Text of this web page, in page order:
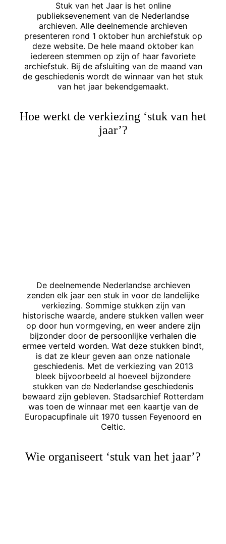
Stuk van het Jaar is het online
publieksevenement van de Nederlandse
archieven. Alle deelnemende archieven
presenteren rond 1 oktober hun archiefstuk op
deze website. De hele maand oktober kan
iedereen stemmen op zijn of haar favoriete
archiefstuk. Bij de afsluiting van de maand van
de geschiedenis wordt de winnaar van het stuk
van het jaar bekendgemaakt.
Hoe werkt de verkiezing ‘stuk van het
jaar’?
De deelnemende Nederlandse archieven
zenden elk jaar een stuk in voor de landelijke
verkiezing. Sommige stukken zijn van
historische waarde, andere stukken vallen weer
op door hun vormgeving, en weer andere zijn
bijzonder door de persoonlijke verhalen die
ermee verteld worden. Wat deze stukken bindt,
is dat ze kleur geven aan onze nationale
geschiedenis. Met de verkiezing van 2013
bleek bijvoorbeeld al hoeveel bijzondere
stukken van de Nederlandse geschiedenis
bewaard zijn gebleven. Stadsarchief Rotterdam
was toen de winnaar met een kaartje van de
Europacupfinale uit 1970 tussen Feyenoord en
Celtic.
Wie organiseert ‘stuk van het jaar’?